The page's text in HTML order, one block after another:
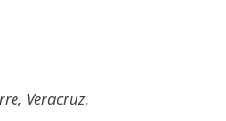
Veracruz.